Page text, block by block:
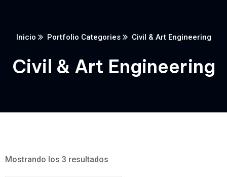
Inicio Portfolio Categories Civil & Art Engineering
Civil & Art Engineering
Mostrando los 3 resultados